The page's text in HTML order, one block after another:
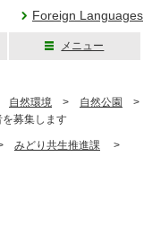
Foreign Languages
メニュー
自然環境 > 自然公園
>
募集します
みどり共生推進課 >